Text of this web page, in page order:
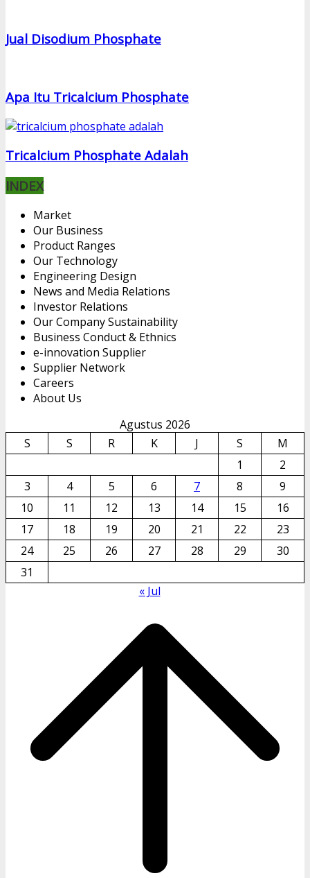
Jual Disodium Phosphate
Apa Itu Tricalcium Phosphate
Tricalcium Phosphate Adalah
INDEX
Market
Our Business
Product Ranges
Our Technology
Engineering Design
News and Media Relations
Investor Relations
Our Company Sustainability
Business Conduct & Ethnics
e-innovation Supplier
Supplier Network
Careers
About Us
Agustus 2026
S
S R K J S
M
1
2
3
4 5 6 7 8
9
10
11 12 13 14 15
16
17
18 19 20 21 22
23
24
25 26 27 28 29
30
31
« Jul